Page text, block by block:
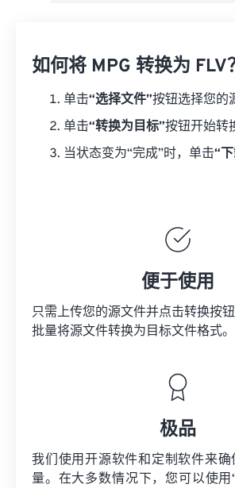
如何将 MPG 转换为 FLV
单击“选择文件”按钮选择您的
单击“转换为目标”按钮开始转
当状态变为“完成”时，单击“
便于使用
只需上传您的源文件并点击转换按
批量将源文件转换为目标文件格式。
极品
我们使用开源软件和定制软件来
量。在大多数情况下，您可以使用